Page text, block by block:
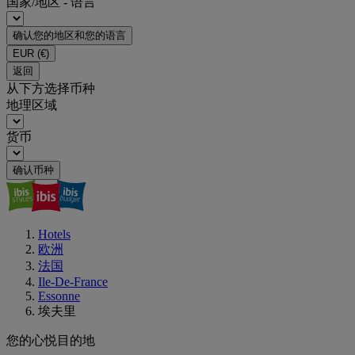
确认您的地区和您的语言
EUR (€)
返回
从下方选择币种
地理区域
货币
确认币种
Hotels
欧洲
法国
Ile-De-France
Essonne
埃夫里
您的心悦目的地